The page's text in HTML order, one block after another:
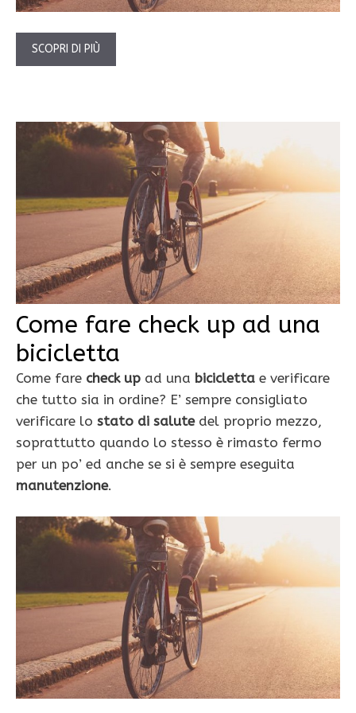
SCOPRI DI PIÙ
Come fare check up ad una
bicicletta
Come fare check up ad una bicicletta e verificare
che tutto sia in ordine? E’ sempre consigliato
verificare lo stato di salutedel proprio mezzo,
soprattutto quando lo stesso è rimasto fermo
per un po’ ed anche se si è sempre eseguita
manutenzione.